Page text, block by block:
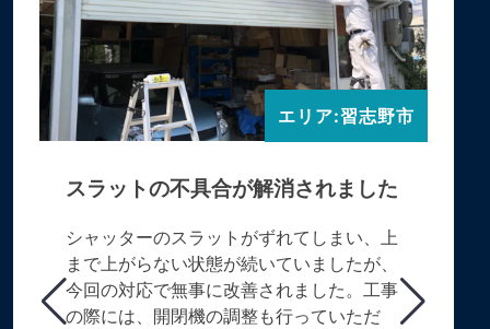
エリア:習志野市
スラットの不具合が解消されました
シャッターのスラットがずれてしまい、上
まで上がらない状態が続いていましたが、
今回の対応で無事に改善されました。工事
の際には、開閉機の調整も行っていただ